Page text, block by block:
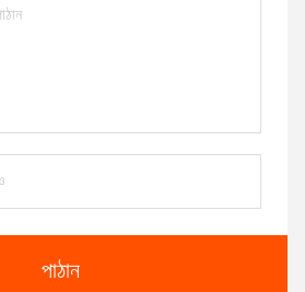
পাঠান